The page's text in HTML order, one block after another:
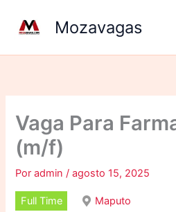
conteúdo
Mozavagas
Vaga Para
(m/f)
Poradmin/agosto 15, 2025
Full Time
Maputo